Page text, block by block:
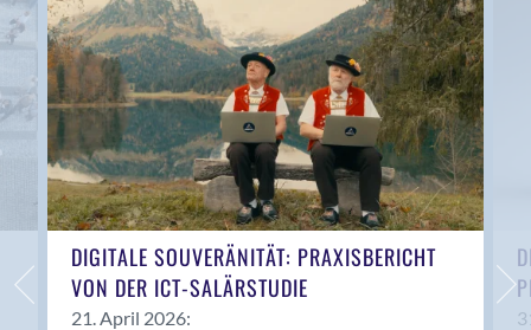
Anwil
Appenzell
Au SG
Baar
Baden
Balsthal
Balzers
Basel
Bassersdorf
Belp
DIGITALE SOUVERÄNITÄT: PRAXISBERICHT
VON DER ICT-SALÄRSTUDIE
21. April 2026: